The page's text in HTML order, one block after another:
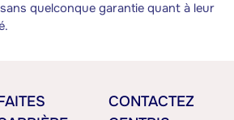
quelconque garantie quant à leur
CONTACTEZ